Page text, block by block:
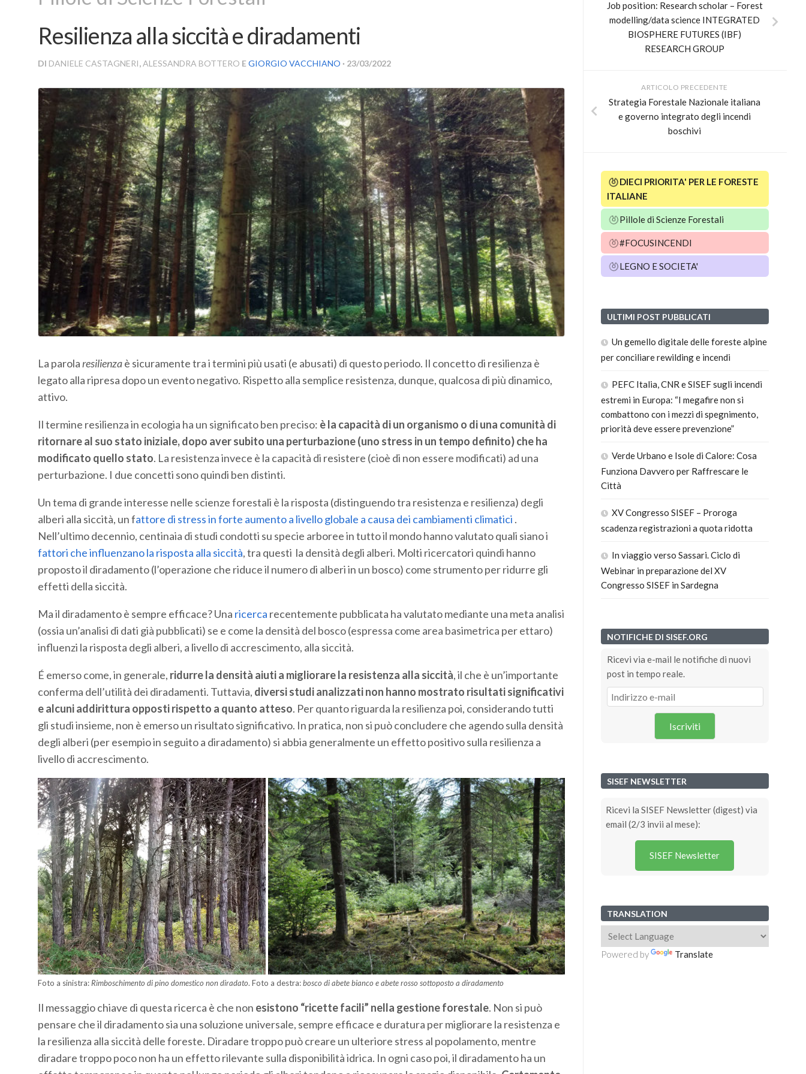
Resilienza alla siccità e diradamenti
DI DANIELE CASTAGNERI,ALESSANDRA BOTTERO E GIORGIO VACCHIANO · 23/03/2022
La parolaresilienzaè sicuramente tra i termini più usati (e abusati) di questo periodo. Il concetto di resilienza è
legato alla ripresa dopo un evento negativo. Rispetto alla semplice resistenza, dunque, qualcosa di più dinamico,
attivo.
Il termine resilienza in ecologia ha un significato ben preciso: è la capacità di un organismo o di una comunità di
ritornare al suo stato iniziale, dopo aver subito una perturbazione (uno stress in un tempo definito) che ha
modificato quello stato. La resistenza invece è la capacità di resistere (cioè di non essere modificati) ad una
perturbazione. I due concetti sono quindi ben distinti.
Un tema di grande interesse nelle scienze forestali è la risposta (distinguendo tra resistenza e resilienza) degli
alberi alla siccità, un fattore di stress in forte aumento a livello globale a causa dei cambiamenti climatici .
Nell’ultimo decennio, centinaia di studi condotti su specie arboree in tutto il mondo hanno valutato quali siano i
fattori che influenzano la risposta alla siccità, tra questi la densità degli alberi. Molti ricercatori quindi hanno
proposto il diradamento (l’operazione che riduce il numero di alberi in un bosco) come strumento per ridurre gli
effetti della siccità.
Ma il diradamento è sempre efficace? Una ricerca recentemente pubblicata ha valutato mediante una meta analisi
(ossia un’analisi di dati già pubblicati) se e come la densità del bosco (espressa come area basimetrica per ettaro)
influenzi la risposta degli alberi, a livello di accrescimento, alla siccità.
É emerso come, in generale, ridurre la densità aiuti a migliorare la resistenza alla siccità, il che è un’importante
conferma dell’utilità dei diradamenti. Tuttavia, diversi studi analizzati non hanno mostrato risultati significativi
e alcuni addirittura opposti rispetto a quanto atteso. Per quanto riguarda la resilienza poi, considerando tutti
gli studi insieme, non è emerso un risultato significativo. In pratica, non si può concludere che agendo sulla densità
degli alberi (per esempio in seguito a diradamento) si abbia generalmente un effetto positivo sulla resilienza a
livello di accrescimento.
Foto a sinistra: Rimboschimento di pino domestico non diradato. Foto a destra:bosco di abete bianco e abete rosso sottoposto a diradamento
Il messaggio chiave di questa ricerca è che non esistono “ricette facili” nella gestione forestale. Non si può
pensare che il diradamento sia una soluzione universale, sempre efficace e duratura per migliorare la resistenza e
la resilienza alla siccità delle foreste. Diradare troppo può creare un ulteriore stress al popolamento, mentre
diradare troppo poco non ha un effetto rilevante sulla disponibilità idrica. In ogni caso poi, il diradamento ha un
Job position: Research scholar – Forest
modelling/data science INTEGRATED
BIOSPHERE FUTURES (IBF)
RESEARCH GROUP
ARTICOLO PRECEDENTE
Strategia Forestale Nazionale italiana
e governo integrato degli incendi
boschivi
DIECI PRIORITA' PER LE FORESTE
ITALIANE
Pillole di Scienze Forestali
#FOCUSINCENDI
LEGNO E SOCIETA'
ULTIMI POST PUBBLICATI
Un gemello digitale delle foreste alpine
per conciliare rewilding e incendi
PEFC Italia, CNR e SISEF sugli incendi
estremi in Europa: “I megafire non si
combattono con i mezzi di spegnimento,
priorità deve essere prevenzione”
Verde Urbano e Isole di Calore: Cosa
Funziona Davvero per Raffrescare le
Città
XV Congresso SISEF – Proroga
scadenza registrazioni a quota ridotta
In viaggio verso Sassari. Ciclo di
Webinar in preparazione del XV
Congresso SISEF in Sardegna
NOTIFICHE DI SISEF.ORG
Ricevi via e-mail le notifiche di nuovi
post in tempo reale.
Iscriviti
SISEF NEWSLETTER
Ricevi la SISEF Newsletter (digest) via
email (2/3 invii al mese):
SISEF Newsletter
TRANSLATION
Powered by Translate